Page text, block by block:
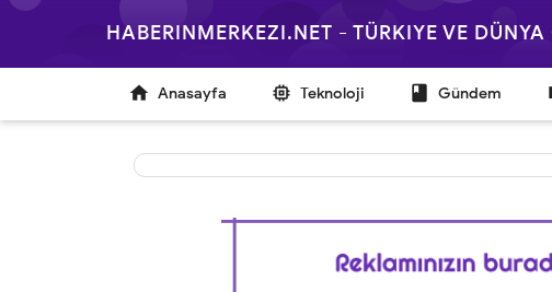
HABERINMERKEZI.NET - TÜRKIYE VE
 Anasayfa  Teknoloji  Gündem